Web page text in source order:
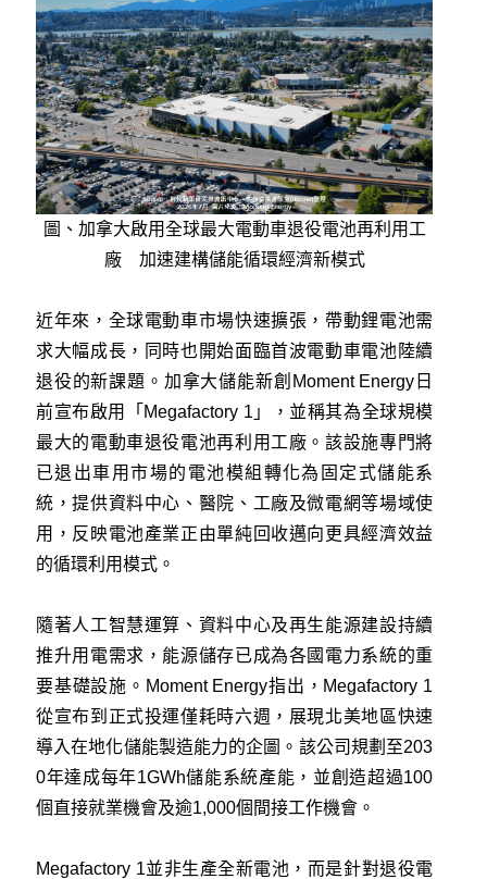
圖、加拿大啟用全球最大電動車退役電池再利用工
廠 加速建構儲能循環經濟新模式
近年來，全球電動車市場快速擴張，帶動鋰電池需
求大幅成長，同時也開始面臨首波電動車電池陸續
退役的新課題。加拿大儲能新創Moment Energy日
前宣布啟用「Megafactory 1」，並稱其為全球規模
最大的電動車退役電池再利用工廠。該設施專門將
已退出車用市場的電池模組轉化為固定式儲能系
統，提供資料中心、醫院、工廠及微電網等場域使
用，反映電池產業正由單純回收邁向更具經濟效益
的循環利用模式。
隨著人工智慧運算、資料中心及再生能源建設持續
推升用電需求，能源儲存已成為各國電力系統的重
要基礎設施。Moment Energy指出，Megafactory 1
從宣布到正式投運僅耗時六週，展現北美地區快速
導入在地化儲能製造能力的企圖。該公司規劃至203
0年達成每年1GWh儲能系統產能，並創造超過100
個直接就業機會及逾1,000個間接工作機會。
Megafactory 1並非生產全新電池，而是針對退役電